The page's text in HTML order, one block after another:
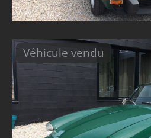
Véhicule vendu